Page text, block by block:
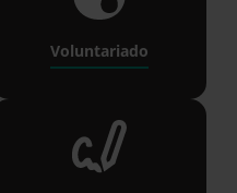
Voluntariado